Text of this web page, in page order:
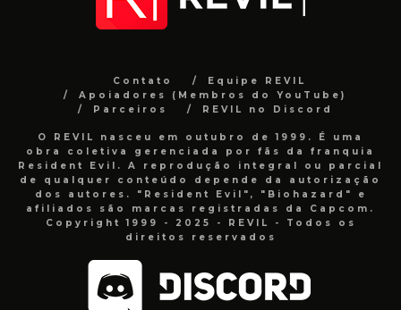
Contato
Equipe REVIL
Apoiadores (Membros do YouTube)
Parceiros
REVIL no Discord
O REVIL nasceu em outubro de 1999. É uma
obra coletiva gerenciada por fãs da franquia
Resident Evil. A reprodução integral ou parcial
de qualquer conteúdo depende da autorização
dos autores. "Resident Evil", "Biohazard" e
afiliados são marcas registradas da Capcom.
Copyright 1999 - 2025 - REVIL - Todos os
direitos reservados